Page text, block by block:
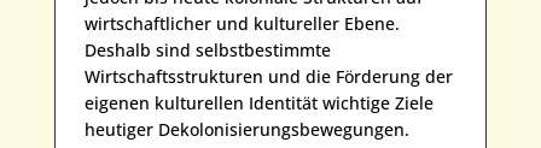
wirtschaftlicher und kultureller Ebene.
Deshalb sind selbstbestimmte
Wirtschaftsstrukturen und die Förderung der
eigenen kulturellen Identität wichtige Ziele
heutiger Dekolonisierungsbewegungen.